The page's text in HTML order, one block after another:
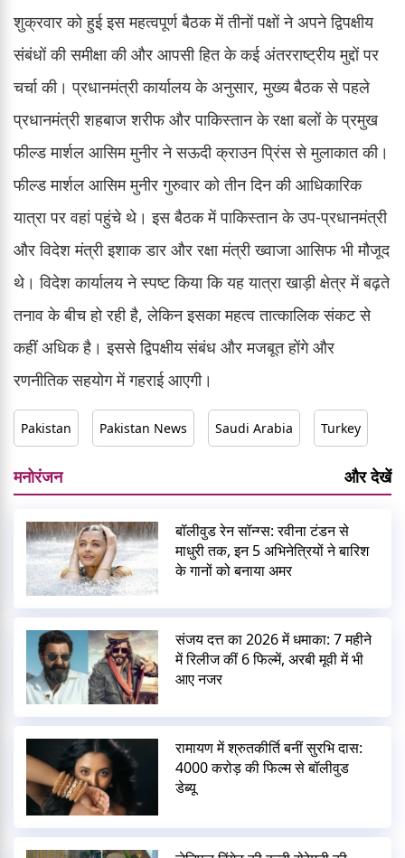
शुक्रवार को हुई इस महत्वपूर्ण बैठक में तीनों पक्षों ने अपने द्विपक्षीय
संबंधों की समीक्षा की और आपसी हित के कई अंतरराष्ट्रीय मुद्दों पर
चर्चा की। प्रधानमंत्री कार्यालय के अनुसार, मुख्य बैठक से पहले
प्रधानमंत्री शहबाज शरीफ और पाकिस्तान के रक्षा बलों के प्रमुख
फील्ड मार्शल आसिम मुनीर ने सऊदी क्राउन प्रिंस से मुलाकात की।
फील्ड मार्शल आसिम मुनीर गुरुवार को तीन दिन की आधिकारिक
यात्रा पर वहां पहुंचे थे। इस बैठक में पाकिस्तान के उप-प्रधानमंत्री
और विदेश मंत्री इशाक डार और रक्षा मंत्री ख्वाजा आसिफ भी मौजूद
थे। विदेश कार्यालय ने स्पष्ट किया कि यह यात्रा खाड़ी क्षेत्र में बढ़ते
तनाव के बीच हो रही है, लेकिन इसका महत्व तात्कालिक संकट से
कहीं अधिक है। इससे द्विपक्षीय संबंध और मजबूत होंगे और
रणनीतिक सहयोग में गहराई आएगी।
Pakistan Pakistan News Saudi Arabia Turkey
मनोरंजन और देखें
बॉलीवुड रेन सॉन्ग्स: रवीना टंडन से
माधुरी तक, इन 5 अभिनेत्रियों ने बारिश
के गानों को बनाया अमर
संजय दत्त का 2026 में धमाका: 7 महीने
में रिलीज कीं 6 फिल्में, अरबी मूवी में भी
आए नजर
रामायण में श्रुतकीर्ति बनीं सुरभि दास:
4000 करोड़ की फिल्म से बॉलीवुड
डेब्यू